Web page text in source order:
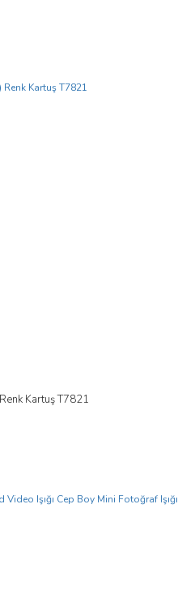
Kartuş T7821